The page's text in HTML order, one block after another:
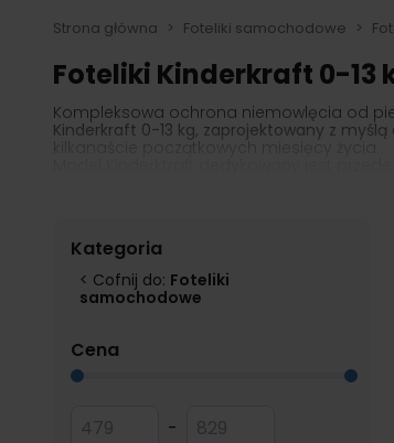
Strona główna > Foteliki samochodowe >
Foteliki Kinderkraft 0-13
Kompleksowa ochrona niemowlęcia od
Kinderkraft 0-13 kg, zaprojektowany z
kilkanaście początkowych miesięcy życia.
Kategoria
< Cofnij do: Foteliki
samochodowe
Cena
Minimum value
- Maksymalna wartość